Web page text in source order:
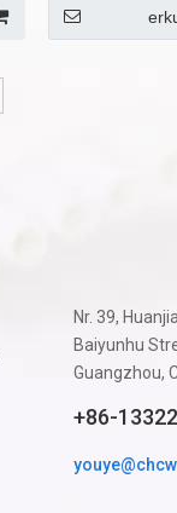
Nr. 39,
Baiyunhu
Guangzhou,
+86-